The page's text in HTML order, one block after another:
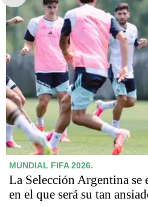
MUNDIAL FIFA 2026.
La Selección Argentina se
en el que será su tan